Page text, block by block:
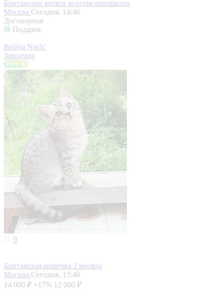
Британские котята золотая шиншилла
Москва Сегодня, 14:46
Договорная
Подарок
Belaya Noch`
Заводчик
9
Британская кошечка 2 месяца
Москва Сегодня, 13:40
14 000 ₽ +17% 12 000 ₽